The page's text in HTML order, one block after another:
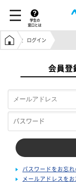
学生の
窓口とは
学生の窓口トップ
ログイン
会員登
パスワードをお忘れ
メールアドレスを